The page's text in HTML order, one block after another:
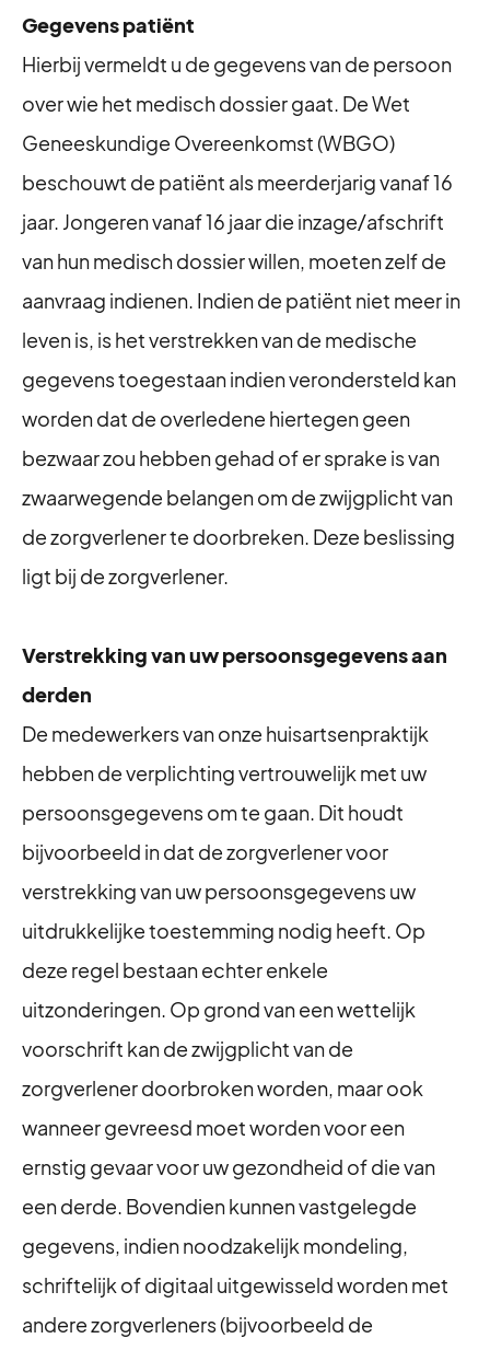
Gegevens patiënt
Hierbij vermeldt u de gegevens van de persoon
over wie het medisch dossier gaat. De Wet
Geneeskundige Overeenkomst (WBGO)
beschouwt de patiënt als meerderjarig vanaf 16
jaar. Jongeren vanaf 16 jaar die inzage/afschrift
van hun medisch dossier willen, moeten zelf de
aanvraag indienen. Indien de patiënt niet meer in
leven is, is het verstrekken van de medische
gegevens toegestaan indien verondersteld kan
worden dat de overledene hiertegen geen
bezwaar zou hebben gehad of er sprake is van
zwaarwegende belangen om de zwijgplicht van
de zorgverlener te doorbreken. Deze beslissing
ligt bij de zorgverlener.
Verstrekking van uw persoonsgegevens aan
derden
De medewerkers van onze huisartsenpraktijk
hebben de verplichting vertrouwelijk met uw
persoonsgegevens om te gaan. Dit houdt
bijvoorbeeld in dat de zorgverlener voor
verstrekking van uw persoonsgegevens uw
uitdrukkelijke toestemming nodig heeft. Op
deze regel bestaan echter enkele
uitzonderingen. Op grond van een wettelijk
voorschrift kan de zwijgplicht van de
zorgverlener doorbroken worden, maar ook
wanneer gevreesd moet worden voor een
ernstig gevaar voor uw gezondheid of die van
een derde. Bovendien kunnen vastgelegde
gegevens, indien noodzakelijk mondeling,
schriftelijk of digitaal uitgewisseld worden met
andere zorgverleners (bijvoorbeeld de